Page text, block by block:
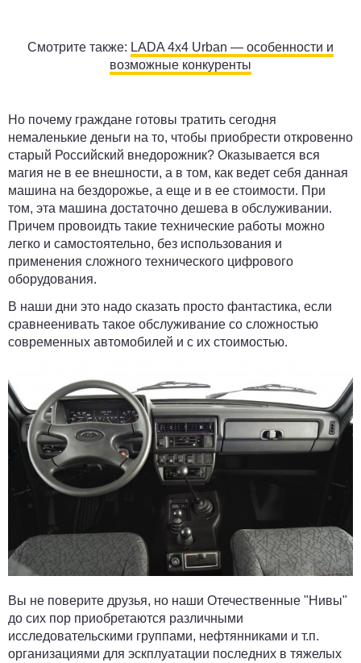
Смотрите также: LADA 4х4 Urban — особенности и
возможные конкуренты
Но почему граждане готовы тратить сегодня
немаленькие деньги на то, чтобы приобрести откровенно
старый Российский внедорожник? Оказывается вся
магия не в ее внешности, а в том, как ведет себя данная
машина на бездорожье, а еще и в ее стоимости. При
том, эта машина достаточно дешева в обслуживании.
Причем провоидть такие технические работы можно
легко и самостоятельно, без использования и
применения сложного технического цифрового
оборудования.
В наши дни это надо сказать просто фантастика, если
сравнеенивать такое обслуживание со сложностью
современных автомобилей и с их стоимостью.
Вы не поверите друзья, но наши Отечественные "Нивы"
до сих пор приобретаются различными
исследовательскими группами, нефтянниками и т.п.
организациями для эскплуатации последних в тяжелых